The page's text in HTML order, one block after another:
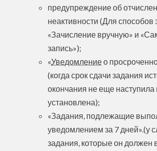
предупреждение об
неактивности (Для способов
«Зачисление вручную» и
запись»);
«Уведомлениео
(когда срок сдачи задания
окончания не еще наступила
установлена);
«Задания, подлежащие
уведомлением за 7 дней».(у
задания, которые он должен